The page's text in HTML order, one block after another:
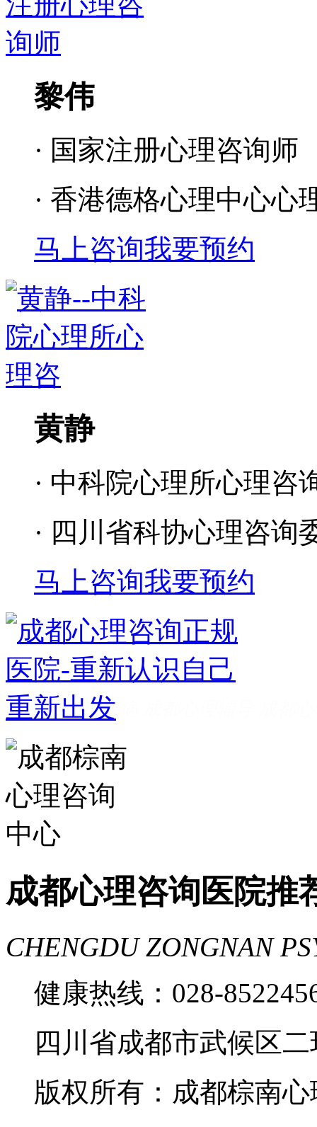
黎伟
· 国家注册心理咨询师
· 香港德格心理中心心
马上咨询我要预约
黄静
· 中科院心理所心理咨
· 四川省科协心理咨询
马上咨询我要预约
成都看心理疾病
家好 成都心理咨询推荐
费 成都心理医院哪里好
成都心理咨询医院推
CHENGDU ZONGNAN
健康热线：028-
四川省成都市武候区
版权所有：成都棕南